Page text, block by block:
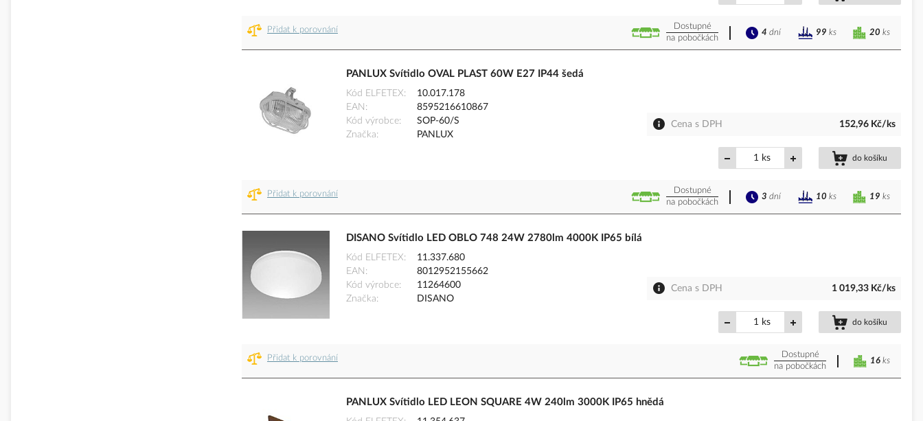
Přidat k porovnání
Dostupné
na pobočkách
20 ks
4 dní 99 ks
PANLUX Svítidlo OVAL PLAST 60W E27 IP44 šedá
Kód ELFETEX
10.017.178
EAN
8595216610867
Kód výrobce
SOP-60/S
Značka
PANLUX
Cena s DPH 152,96 Kč/ks
ks do košíku
Přidat k porovnání
Dostupné
na pobočkách
19 ks
3 dní 10 ks
DISANO Svítidlo LED OBLO 748 24W 2780lm 4000K IP65 bílá
Kód ELFETEX
11.337.680
EAN
8012952155662
Kód výrobce
11264600
Značka
DISANO
Cena s DPH 1 019,33 Kč/ks
ks do košíku
Přidat k porovnání
Dostupné
na pobočkách
16 ks
PANLUX Svítidlo LED LEON SQUARE 4W 240lm 3000K IP65 hnědá